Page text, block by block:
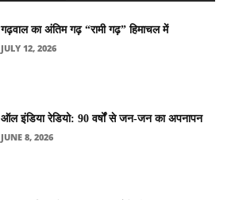
गढ़वाल का अंतिम गढ़ “रामी गढ़” हिमाचल में
JULY 12, 2026
ऑल इंडिया रेडियो: 90 वर्षों से जन-जन का अपनापन
JUNE 8, 2026